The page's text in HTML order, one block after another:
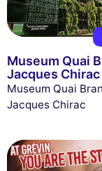
Museum Quai
Jacques Chirac
Museum Quai
Jacques Chirac